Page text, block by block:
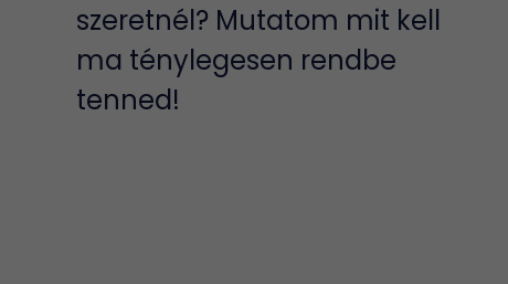
szeretnél? Mutatom mit kell
ma ténylegesen rendbe
tenned!